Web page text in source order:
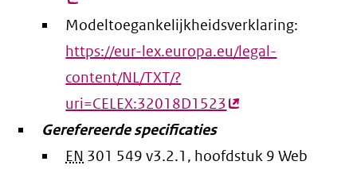
Modeltoegankelijkheidsverklaring:
https://eur-lex.europa.eu/legal-
content/NL/TXT/?
uri=CELEX:32018D1523 (externe
Gerefereerde specificaties
EN 301 549 v3.2.1, hoofdstuk 9 Web